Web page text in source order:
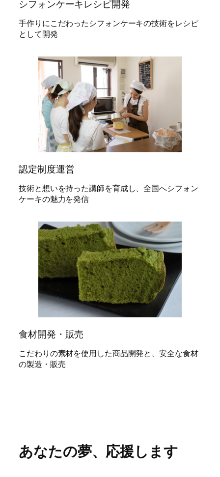
シフォンケーキレシピ開発
手作りにこだわったシフォンケーキの技術をレシピ
として開発
認定制度運営
技術と想いを持った講師を育成し、全国へシフォン
ケーキの魅力を発信
食材開発・販売
こだわりの素材を使用した商品開発と、安全な食材
の製造・販売
あなたの夢、応援します